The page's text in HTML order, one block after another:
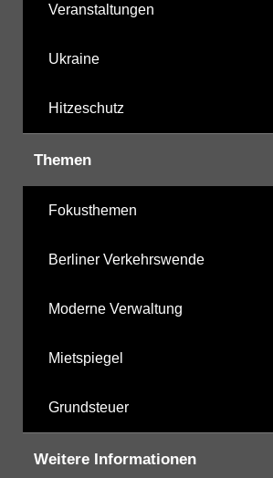
Veranstaltungen
Ukraine
Hitzeschutz
Themen
Fokusthemen
Berliner Verkehrswende
Moderne Verwaltung
Mietspiegel
Grundsteuer
Weitere Informationen